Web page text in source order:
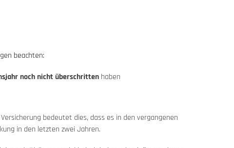
beachten:
noch nicht überschritten haben
bedeutet dies, dass es in den vergangenen
in den letzten zwei Jahren.